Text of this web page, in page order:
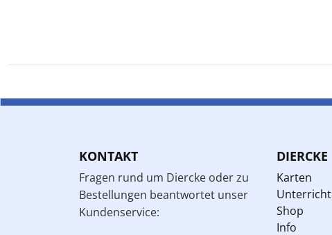
KONTAKT
Fragen rund um Diercke oder zu
Bestellungen beantwortet unser
Kundenservice:
DIERCKE
Karten
Unterricht
Shop
Info